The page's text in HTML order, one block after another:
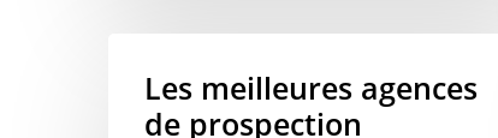
Les meilleures agences
de prospection